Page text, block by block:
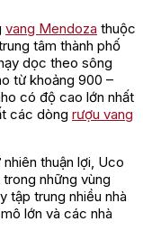
vang Mendoza thuộc
tâm thành phố
dọc theo sông
từ khoảng 900 –
có độ cao lớn nhất
các dòng rượu vang
thuận lợi, Uco
những vùng
tập trung nhiều nhà
lớn và các nhà